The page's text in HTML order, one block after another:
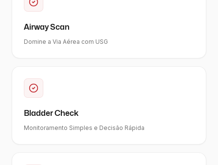
Airway Scan
Domine a Via Aérea com USG
Bladder Check
Monitoramento Simples e Decisão Rápida